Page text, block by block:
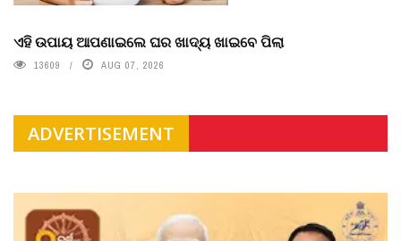
ଏହି ଉପାୟ ଆପଣାଇଲେ ଘର ଖାଦ୍ୟ ଖାଇବେ ପିଲା
13609 AUG 07, 2026
ADVERTISEMENT